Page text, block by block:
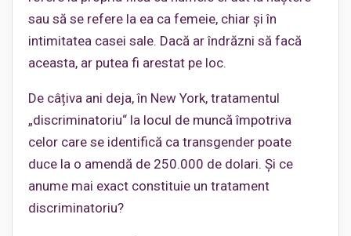
sau să se refere la ea ca femeie, chiar și în
intimitatea casei sale. Dacă ar îndrăzni să facă
aceasta, ar putea fi arestat pe loc.
De câțiva ani deja, în New York, tratamentul
„discriminatoriu“ la locul de muncă împotriva
celor care se identifică ca transgender poate
duce la o amendă de 250.000 de dolari. Și ce
anume mai exact constituie un tratament
discriminatoriu?